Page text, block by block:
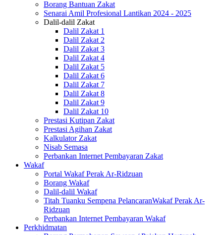
Borang Bantuan Zakat
Senarai Amil Profesional Lantikan 2024 - 2025
Dalil-dalil Zakat
Dalil Zakat 1
Dalil Zakat 2
Dalil Zakat 3
Dalil Zakat 4
Dalil Zakat 5
Dalil Zakat 6
Dalil Zakat 7
Dalil Zakat 8
Dalil Zakat 9
Dalil Zakat 10
Prestasi Kutipan Zakat
Prestasi Agihan Zakat
Kalkulator Zakat
Nisab Semasa
Perbankan Internet Pembayaran Zakat
Wakaf
Portal Wakaf Perak Ar-Ridzuan
Borang Wakaf
Dalil-dalil Wakaf
Titah Tuanku Sempena PelancaranWakaf Perak Ar-
Ridzuan
Perbankan Internet Pembayaran Wakaf
Perkhidmatan